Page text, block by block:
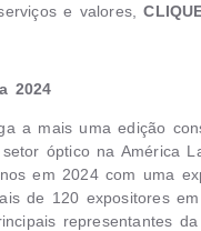
e valores,
2024
a mais uma edição
óptico na América
em 2024 com uma
de 120 expositores
representantes da